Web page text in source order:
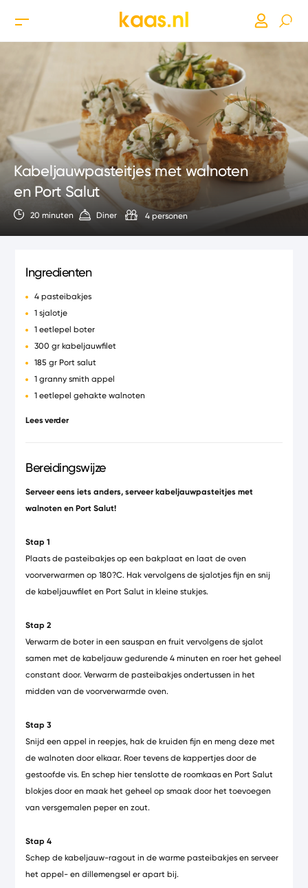
Kabeljauwpasteitjes met walnoten
en Port Salut
20 minuten Diner 4 personen
Ingredienten
4 pasteibakjes
1 sjalotje
1 eetlepel boter
300 gr kabeljauwfilet
185 gr Port salut
1 granny smith appel
1 eetlepel gehakte walnoten
2 eetlepels Boursin Cuisine
Lees verder
Bereidingswijze
Serveer eens iets anders, serveer kabeljauwpasteitjes met
walnoten en Port Salut!
Stap 1
Plaats de pasteibakjes op een bakplaat en laat de oven
voorverwarmen op 180?C. Hak vervolgens de sjalotjes fijn en snij
de kabeljauwfilet en Port Salut in kleine stukjes.
Stap 2
Verwarm de boter in een sauspan en fruit vervolgens de sjalot
samen met de kabeljauw gedurende 4 minuten en roer het geheel
constant door. Verwarm de pasteibakjes ondertussen in het
midden van de voorverwarmde oven.
Stap 3
Snijd een appel in reepjes, hak de kruiden fijn en meng deze met
de walnoten door elkaar. Roer tevens de kappertjes door de
gestoofde vis. En schep hier tenslotte de roomkaas en Port Salut
blokjes door en maak het geheel op smaak door het toevoegen
van versgemalen peper en zout.
Stap 4
Schep de kabeljauw-ragout in de warme pasteibakjes en serveer
het appel- en dillemengsel er apart bij.